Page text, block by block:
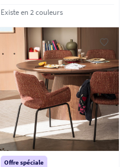
Existe en 2 couleurs
Offre spéciale